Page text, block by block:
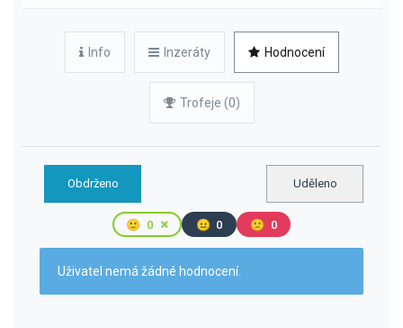
Info Inzeráty Hodnocení
Trofeje (0)
Obdrženo Uděleno
🙂 0 😐 0 🙁 0
Uživatel nemá žádné hodnocení.